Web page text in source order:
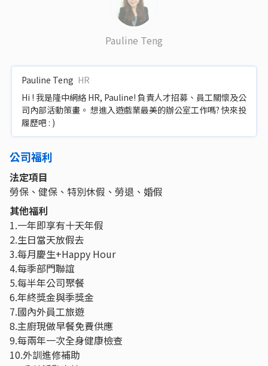
Pauline Teng
Pauline Teng HR
Hi ! 我是隆中網絡 HR, Pauline! 負責人才招募、員工關懷及公
司內部活動策畫。 想進入遊戲業最美的辦公室工作嗎? 快來投
履歷吧 : )
公司福利
法定項目
勞保、健保、特別休假、勞退、婚假
其他福利
1.一年即享有十天年假
2.生日當天放假去
3.每月慶生+Happy Hour
4.每季部門聯誼
5.每半年公司聚餐
6.年終獎金與季獎金
7.國內外員工旅遊
8.主廚現做早餐免費供應
9.每兩年一次全身健康檢查
10.外訓進修補助